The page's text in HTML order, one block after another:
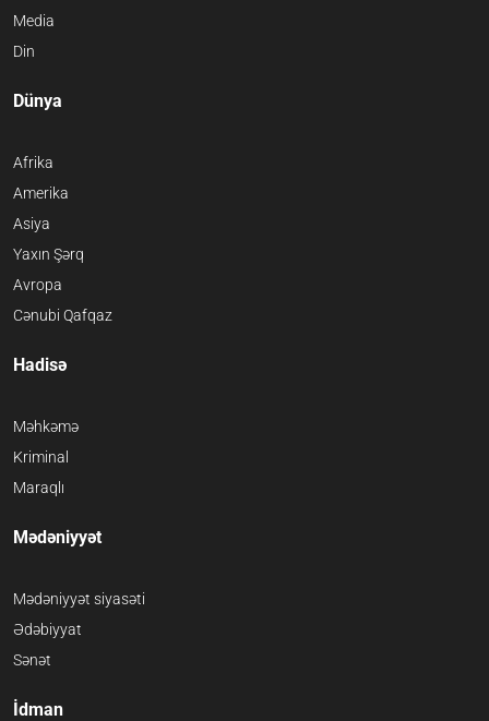
Media
Din
Dünya
Afrika
Amerika
Asiya
Yaxın Şərq
Avropa
Cənubi Qafqaz
Hadisə
Məhkəmə
Kriminal
Maraqlı
Mədəniyyət
Mədəniyyət siyasəti
Ədəbiyyat
Sənət
İdman